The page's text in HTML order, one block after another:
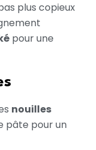
plus copieux
pour une
nouilles
pâte pour un